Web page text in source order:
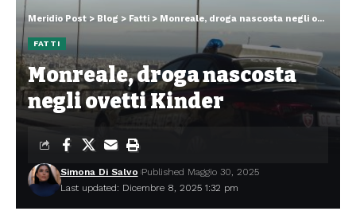
Meridio Post > Blog > Fatti > Monreale, droga nascosta negli ovetti Kinder
FATTI
Monreale, droga nascosta
negli ovetti Kinder
Last updated: Dicembre 8, 2025 1:32 pm
Simona Di Salvo Published Maggio 30, 2025